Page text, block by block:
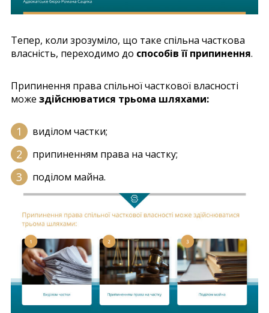
Тепер, коли зрозуміло, що таке спільна часткова
власність, переходимо до способів її припинення.
Припинення права спільної часткової власності
може здійснюватися трьома шляхами:
виділом частки;
припиненням права на частку;
поділом майна.